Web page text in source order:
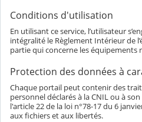
Conditions d'utilisation
En utilisant ce service, l’utilisateur
intégralité le Règlement Intérieur de
partie qui concerne les
Protection des données à
Chaque portail peut contenir des
personnel déclarés à la CNIL ou à
l'article 22 de la loi n°78-17 du 6
aux fichiers et aux libertés.